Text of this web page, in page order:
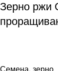
Зерно ржи